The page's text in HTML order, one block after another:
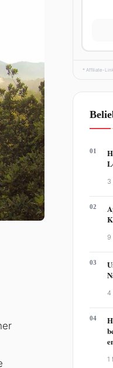
* Affiliate-
01
3
02
9
03
4
04
1